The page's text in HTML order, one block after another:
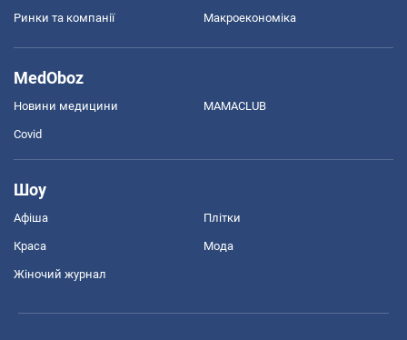
Ринки та компанії Макроекономіка
MedOboz
Новини медицини MAMACLUB
Covid
Шоу
Афіша Плітки
Краса Мода
Жіночий журнал